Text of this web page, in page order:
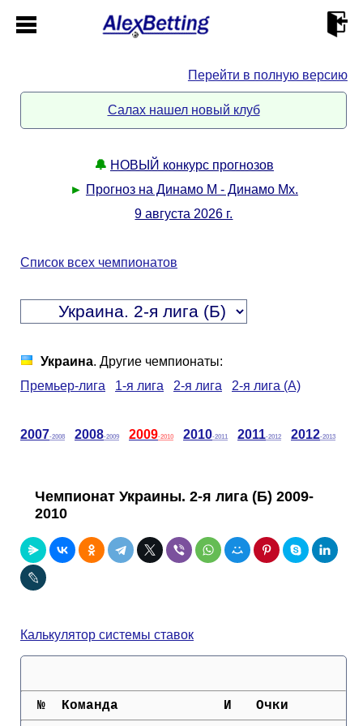
Кабинет
Всё о сайте
Описание
Ответы на вопросы
Партнёрка
Вакансии
RSS
Контакты
Прогнозы
Бесплатные
Таблицы
Лига Европы
Лига Конференций
Чемпионат Европы
Кубок Мира (отбор)
Поиск команд
Расчёт системы
Telegram Bot
Telegram Bot
Перейти в полную версию
Салах нашел новый клуб
🔔 НОВЫЙ конкурс прогнозов
► Прогноз на Динамо М - Динамо Мх.
9 августа 2026 г.
Список всех чемпионатов
Украина. Другие чемпионаты:
Премьер-лига
1-я лига 2-я лига 2-я лига (А)
2007-2008 2008-2009 2009-2010 2010-2011 2011-2012 2012-2013
Чемпионат Украины. 2-я лига (Б) 2009-
2010
Калькулятор системы ставок
  №  Команда             И   Очки